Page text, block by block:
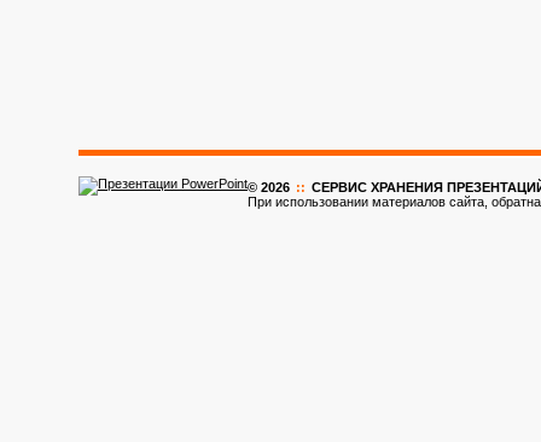
© 2026 :: CЕРВИС ХРАНЕНИЯ ПРЕЗЕНТАЦИЙ
При использовании материалов сайта,